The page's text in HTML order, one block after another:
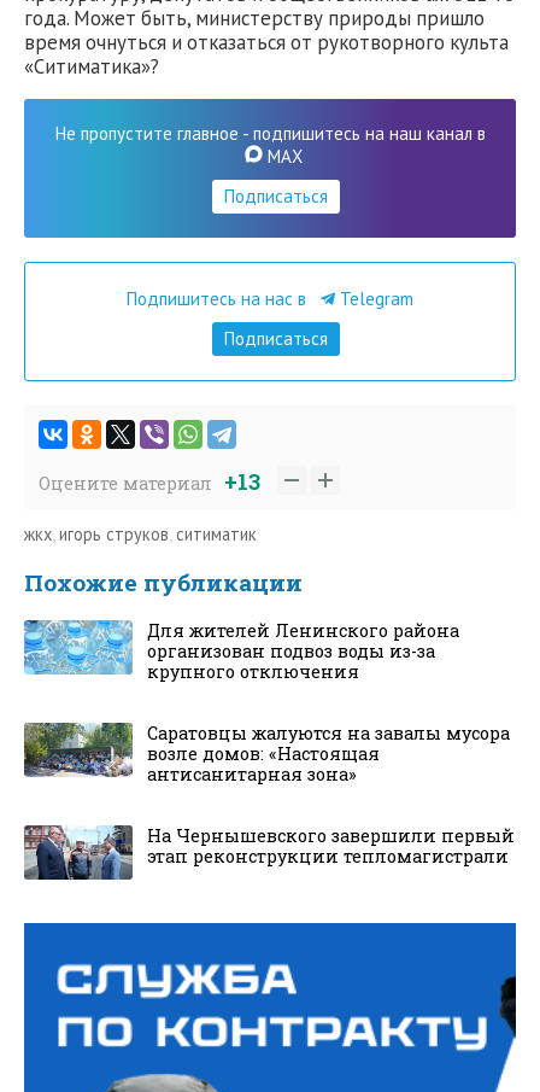
года. Может быть, министерству природы пришло
время очнуться и отказаться от рукотворного культа
«Ситиматика»?
Не пропустите главное - подпишитесь на наш канал в
MAX
Подписаться
Подпишитесь на нас в
Telegram
Подписаться
Оцените материал +13
жкх,игорь струков, ситиматик
Похожие публикации
Для жителей Ленинского района
организован подвоз воды из-за
крупного отключения
Саратовцы жалуются на завалы мусора
возле домов: «Настоящая
антисанитарная зона»
На Чернышевского завершили первый
этап реконструкции тепломагистрали